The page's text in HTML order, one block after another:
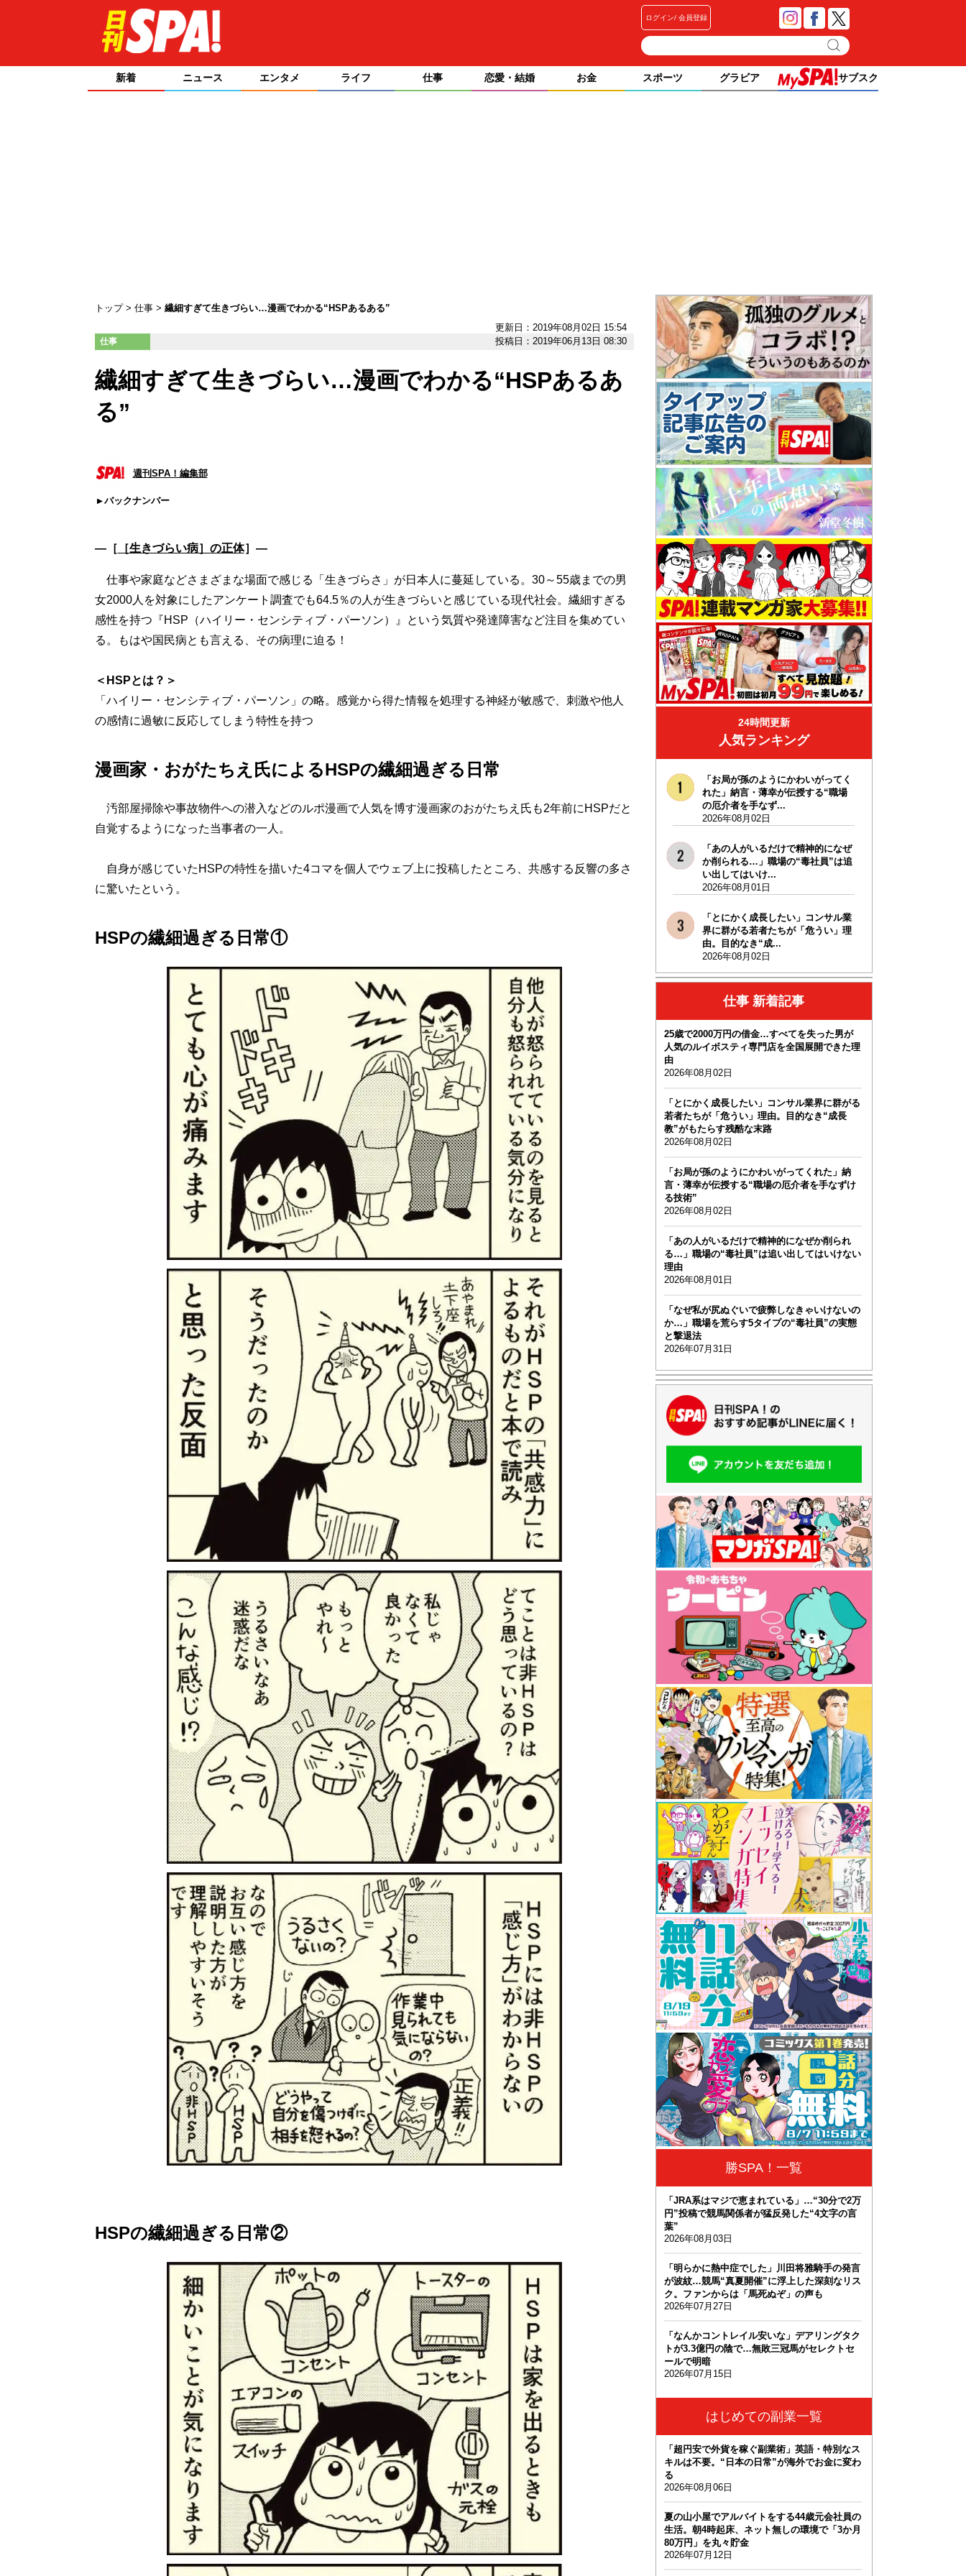
ログイン 会員登録
新着 ニュース エンタメ ライフ 仕事 恋愛・結婚 お金 スポーツ グラビア サブスク
トップ 仕事
繊細すぎて生きづらい…漫画でわかる“HSPあるある”
更新日：2019年08月02日 15:54
仕事 投稿日：2019年06月13日 08:30
繊細すぎて生きづらい…漫画でわかる“HSPあるあ
る”
週刊SPA！編集部
バックナンバー
―［ ［生きづらい病］の正体］―
仕事や家庭などさまざまな場面で感じる「生きづらさ」が日本人に蔓延している。30～55歳までの男
女2000人を対象にしたアンケート調査でも64.5％の人が生きづらいと感じている現代社会。繊細すぎる
感性を持つ『HSP（ハイリー・センシティブ・パーソン）』という気質や発達障害など注目を集めてい
る。もはや国民病とも言える、その病理に迫る！
＜HSPとは？＞
「ハイリー・センシティブ・パーソン」の略。感覚から得た情報を処理する神経が敏感で、刺激や他人
の感情に過敏に反応してしまう特性を持つ
漫画家・おがたちえ氏によるHSPの繊細過ぎる日常
汚部屋掃除や事故物件への潜入などのルポ漫画で人気を博す漫画家のおがたちえ氏も2年前にHSPだと
自覚するようになった当事者の一人。
自身が感じていたHSPの特性を描いた4コマを個人でウェブ上に投稿したところ、共感する反響の多さ
に驚いたという。
HSPの繊細過ぎる日常①
HSPの繊細過ぎる日常②
24時間更新
人気ランキング
「お局が孫のようにかわいがってく
れた」納言・薄幸が伝授する“職場
の厄介者を手なず...
2026年08月02日
「あの人がいるだけで精神的になぜ
か削られる…」職場の“毒社員”は追
い出してはいけ...
2026年08月01日
「とにかく成長したい」コンサル業
界に群がる若者たちが「危うい」理
由。目的なき“成...
2026年08月02日
仕事 新着記事
25歳で2000万円の借金…すべてを失った男が
人気のルイボスティ専門店を全国展開できた理
由
2026年08月02日
「とにかく成長したい」コンサル業界に群がる
若者たちが「危うい」理由。目的なき“成長
教”がもたらす残酷な末路
2026年08月02日
「お局が孫のようにかわいがってくれた」納
言・薄幸が伝授する“職場の厄介者を手なずけ
る技術”
2026年08月02日
「あの人がいるだけで精神的になぜか削られ
る…」職場の“毒社員”は追い出してはいけない
理由
2026年08月01日
「なぜ私が尻ぬぐいで疲弊しなきゃいけないの
か…」職場を荒らす5タイプの“毒社員”の実態
と撃退法
2026年07月31日
勝SPA！一覧
「JRA系はマジで恵まれている」…“30分で2万
円”投稿で競馬関係者が猛反発した“4文字の言
葉”
2026年08月03日
「明らかに熱中症でした」川田将雅騎手の発言
が波紋…競馬“真夏開催”に浮上した深刻なリス
ク。ファンからは「馬死ぬぞ」の声も
2026年07月27日
「なんかコントレイル安いな」デアリングタク
トが3.3億円の陰で…無敗三冠馬がセレクトセ
ールで明暗
2026年07月15日
はじめての副業一覧
「超円安で外貨を稼ぐ副業術」英語・特別なス
キルは不要。“日本の日常”が海外でお金に変わ
る
2026年08月06日
夏の山小屋でアルバイトをする44歳元会社員の
生活。朝4時起床、ネット無しの環境で「3か月
80万円」を丸々貯金
2026年07月12日